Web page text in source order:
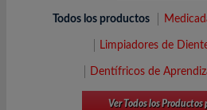
Todos los productos
Limpiadores de
Dentífricos de
Ver Todos los Productos